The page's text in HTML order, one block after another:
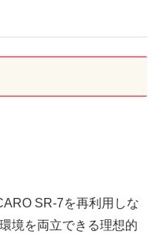
SR-7を再利用しな
境を両立できる理想的